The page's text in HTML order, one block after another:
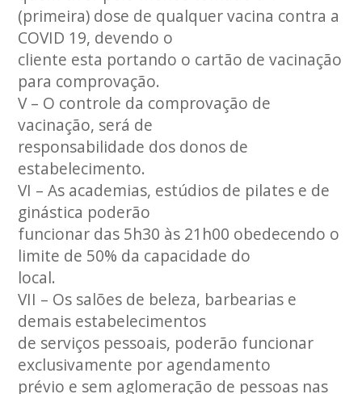
(primeira) dose de qualquer vacina contra a
COVID 19, devendo o
cliente esta portando o cartão de vacinação
para comprovação.
V – O controle da comprovação de
vacinação, será de
responsabilidade dos donos de
estabelecimento.
VI – As academias, estúdios de pilates e de
ginástica poderão
funcionar das 5h30 às 21h00 obedecendo o
limite de 50% da capacidade do
local.
VII – Os salões de beleza, barbearias e
demais estabelecimentos
de serviços pessoais, poderão funcionar
exclusivamente por agendamento
prévio e sem aglomeração de pessoas nas